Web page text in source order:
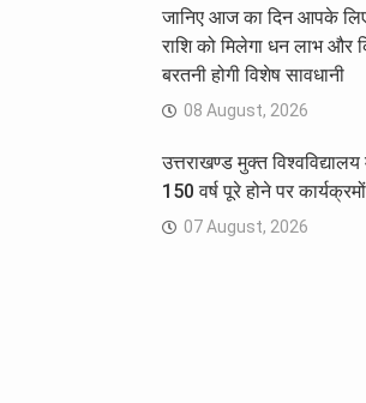
जानिए आज का दिन आपके
राशि को मिलेगा धन लाभ और
बरतनी होगी विशेष सावधानी
08 August, 2026
उत्तराखण्ड मुक्त
150 वर्ष पूरे होने पर
07 August, 2026